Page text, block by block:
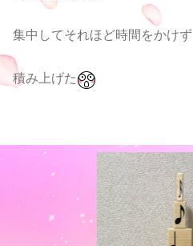
集中してそれほど時間をかけず
積み上げた